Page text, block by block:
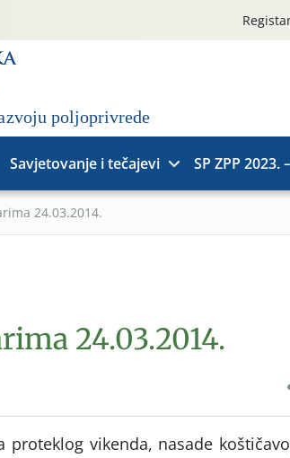
Savjetovanje i tečajevi SP ZPP 2023.
24.03.2014.
24.03.2014.
proteklog vikenda, nasade